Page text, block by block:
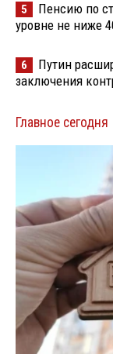
5
Пенсию по
уровне не ниже
6
Путин
заключения
Главное сегодня